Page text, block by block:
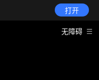
打开
无障碍